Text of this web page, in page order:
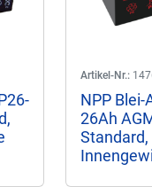
Artikel-Nr.:
NPP Blei-
26Ah